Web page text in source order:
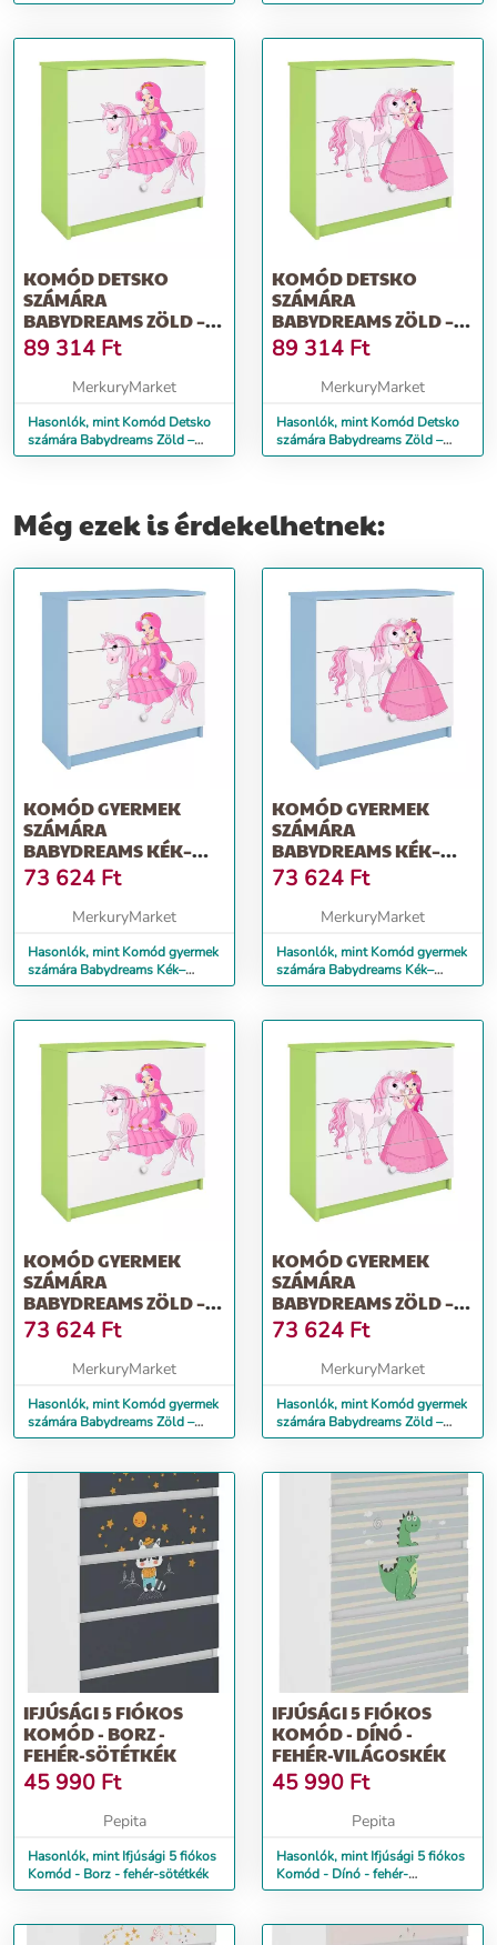
Hercegnő 1 Hercegnő 2
KOMÓD DETSKO
SZÁMÁRA
BABYDREAMS ZÖLD –
HERCEGNŐ 1
89 314 Ft
MerkuryMarket
Hasonlók, mint Komód Detsko
számára Babydreams Zöld –
Hercegnő 1
KOMÓD DETSKO
SZÁMÁRA
BABYDREAMS ZÖLD –
HERCEGNŐ 2
89 314 Ft
MerkuryMarket
Hasonlók, mint Komód Detsko
számára Babydreams Zöld –
Hercegnő 2
Még ezek is érdekelhetnek:
KOMÓD GYERMEK
SZÁMÁRA
BABYDREAMS KÉK–
HERCEGNŐ 1
73 624 Ft
MerkuryMarket
Hasonlók, mint Komód gyermek
számára Babydreams Kék–
Hercegnő 1
KOMÓD GYERMEK
SZÁMÁRA
BABYDREAMS KÉK–
HERCEGNŐ 2
73 624 Ft
MerkuryMarket
Hasonlók, mint Komód gyermek
számára Babydreams Kék–
Hercegnő 2
KOMÓD GYERMEK
SZÁMÁRA
BABYDREAMS ZÖLD –
HERCEGNŐ 1
73 624 Ft
MerkuryMarket
Hasonlók, mint Komód gyermek
számára Babydreams Zöld –
Hercegnő 1
KOMÓD GYERMEK
SZÁMÁRA
BABYDREAMS ZÖLD –
HERCEGNŐ 2
73 624 Ft
MerkuryMarket
Hasonlók, mint Komód gyermek
számára Babydreams Zöld –
Hercegnő 2
IFJÚSÁGI 5 FIÓKOS
KOMÓD - BORZ -
FEHÉR-SÖTÉTKÉK
45 990 Ft
Pepita
Hasonlók, mint Ifjúsági 5 fiókos
Komód - Borz - fehér-sötétkék
IFJÚSÁGI 5 FIÓKOS
KOMÓD - DÍNÓ -
FEHÉR-VILÁGOSKÉK
45 990 Ft
Pepita
Hasonlók, mint Ifjúsági 5 fiókos
Komód - Dínó - fehér-
világoskék